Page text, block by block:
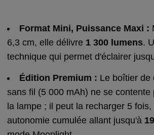
Format Mini, Puissance Maxi :
6,3 cm, elle délivre 1 300 lumens.
technique qui permet d'éclairer
Édition Premium : Le boîtier de
sans fil (5 000 mAh) ne se contente
la lampe ; il peut la recharger 5
autonomie cumulée allant jusqu'à